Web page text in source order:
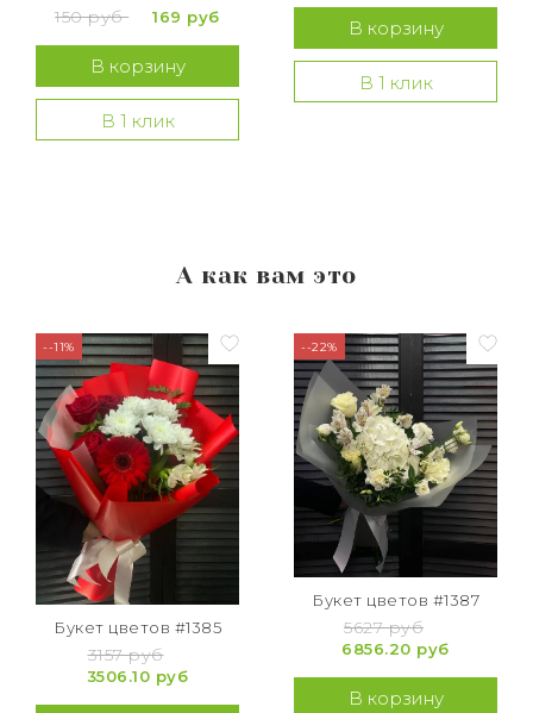
150 руб 169 руб
В корзину
В 1 клик
В корзину
В 1 клик
А как вам это
--11%
Букет цветов #1385
3157 руб
3506.10 руб
--22%
Букет цветов #1387
5627 руб
6856.20 руб
В корзину